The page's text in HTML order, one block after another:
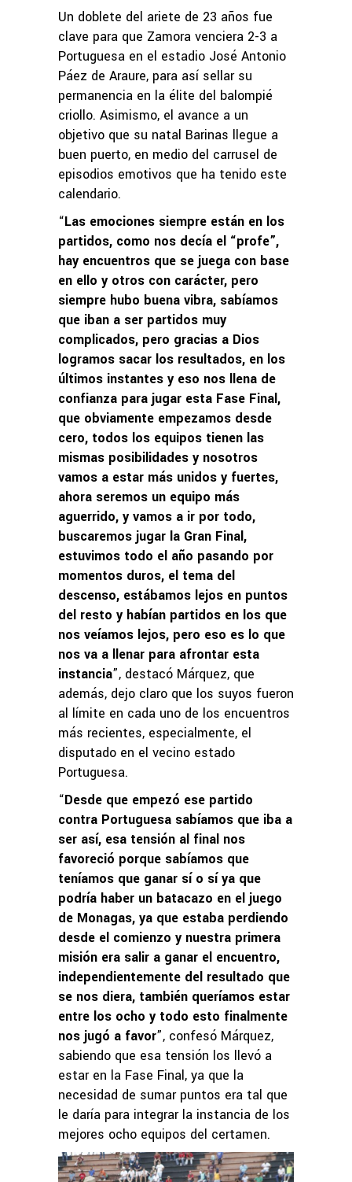
Un doblete del ariete de 23 años fue
clave para que Zamora venciera 2-3 a
Portuguesa en el estadio José Antonio
Páez de Araure, para así sellar su
permanencia en la élite del balompié
criollo. Asimismo, el avance a un
objetivo que su natal Barinas llegue a
buen puerto, en medio del carrusel de
episodios emotivos que ha tenido este
calendario.
“Las emociones siempre están en los
partidos, como nos decía el “profe”,
hay encuentros que se juega con base
en ello y otros con carácter, pero
siempre hubo buena vibra, sabíamos
que iban a ser partidos muy
complicados, pero gracias a Dios
logramos sacar los resultados, en los
últimos instantes y eso nos llena de
confianza para jugar esta Fase Final,
que obviamente empezamos desde
cero, todos los equipos tienen las
mismas posibilidades y nosotros
vamos a estar más unidos y fuertes,
ahora seremos un equipo más
aguerrido, y vamos a ir por todo,
buscaremos jugar la Gran Final,
estuvimos todo el año pasando por
momentos duros, el tema del
descenso, estábamos lejos en puntos
del resto y habían partidos en los que
nos veíamos lejos, pero eso es lo que
nos va a llenar para afrontar esta
instancia”, destacó Márquez, que
además, dejo claro que los suyos fueron
al límite en cada uno de los encuentros
más recientes, especialmente, el
disputado en el vecino estado
Portuguesa.
“Desde que empezó ese partido
contra Portuguesa sabíamos que iba a
ser así, esa tensión al final nos
favoreció porque sabíamos que
teníamos que ganar sí o sí ya que
podría haber un batacazo en el juego
de Monagas, ya que estaba perdiendo
desde el comienzo y nuestra primera
misión era salir a ganar el encuentro,
independientemente del resultado que
se nos diera, también queríamos estar
entre los ocho y todo esto finalmente
nos jugó a favor”, confesó Márquez,
sabiendo que esa tensión los llevó a
estar en la Fase Final, ya que la
necesidad de sumar puntos era tal que
le daría para integrar la instancia de los
mejores ocho equipos del certamen.